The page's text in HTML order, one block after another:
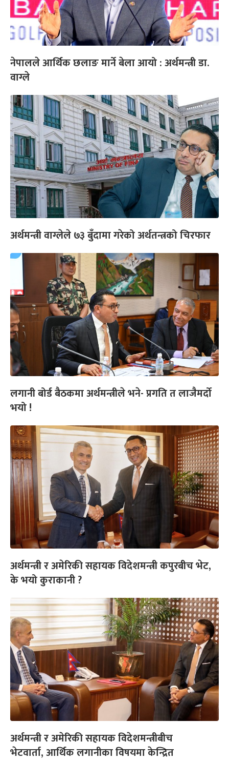
नेपालले आर्थिक छलाङ मार्ने बेला आयो : अर्थमन्त्री डा.
वाग्ले
अर्थमन्त्री वाग्लेले ७३ बुँदामा गरेको अर्थतन्त्रको चिरफार
लगानी बोर्ड बैठकमा अर्थमन्त्रीले भने- प्रगति त लाजैमर्दो
भयो !
अर्थमन्त्री र अमेरिकी सहायक विदेशमन्त्री कपुरबीच भेट,
के भयो कुराकानी ?
अर्थमन्त्री र अमेरिकी सहायक विदेशमन्त्रीबीच
भेटवार्ता, आर्थिक लगानीका विषयमा केन्द्रित